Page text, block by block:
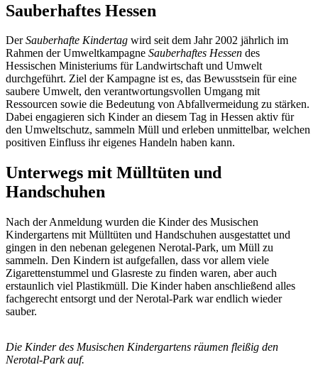
Sauberhaftes Hessen
DerSauberhafte Kindertag wird seit dem Jahr 2002 jährlich im
Rahmen der Umweltkampagne Sauberhaftes Hessen des
Hessischen Ministeriums für Landwirtschaft und Umwelt
durchgeführt. Ziel der Kampagne ist es, das Bewusstsein für eine
saubere Umwelt, den verantwortungsvollen Umgang mit
Ressourcen sowie die Bedeutung von Abfallvermeidung zu stärken.
Dabei engagieren sich Kinder an diesem Tag in Hessen aktiv für
den Umweltschutz, sammeln Müll und erleben unmittelbar, welchen
positiven Einfluss ihr eigenes Handeln haben kann.
Unterwegs mit Mülltüten und
Handschuhen
Nach der Anmeldung wurden die Kinder des Musischen
Kindergartens mit Mülltüten und Handschuhen ausgestattet und
gingen in den nebenan gelegenen Nerotal-Park, um Müll zu
sammeln. Den Kindern ist aufgefallen, dass vor allem viele
Zigarettenstummel und Glasreste zu finden waren, aber auch
erstaunlich viel Plastikmüll. Die Kinder haben anschließend alles
fachgerecht entsorgt und der Nerotal-Park war endlich wieder
sauber.
Die Kinder des Musischen Kindergartens räumen fleißig den
Nerotal-Park auf.